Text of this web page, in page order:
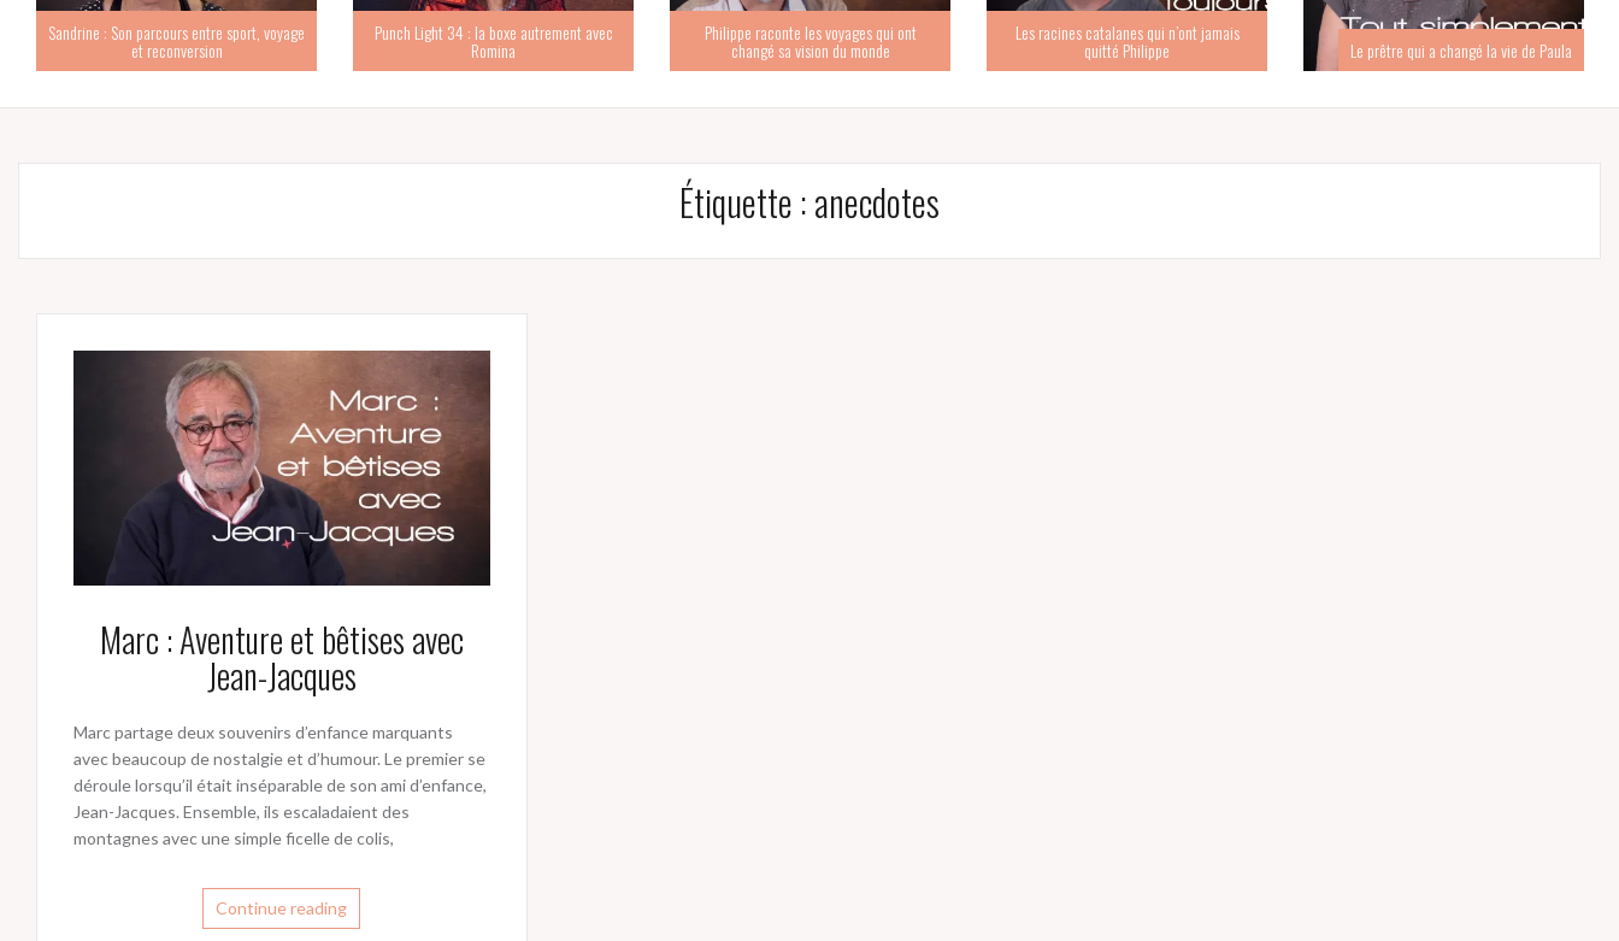
Sandrine : Son parcours entre sport, voyage
et reconversion
Punch Light 34 : la boxe autrement avec
Romina
Philippe raconte les voyages qui ont
changé sa vision du monde
Les racines catalanes qui n’ont jamais
quitté Philippe Le prêtre qui a changé la vie de Paula
Étiquette :anecdotes
Marc : Aventure et bêtises avec
Jean-Jacques
Marc partage deux souvenirs d’enfance marquants
avec beaucoup de nostalgie et d’humour. Le premier se
déroule lorsqu’il était inséparable de son ami d’enfance,
Jean-Jacques. Ensemble, ils escaladaient des
montagnes avec une simple ficelle de colis,
Continue reading